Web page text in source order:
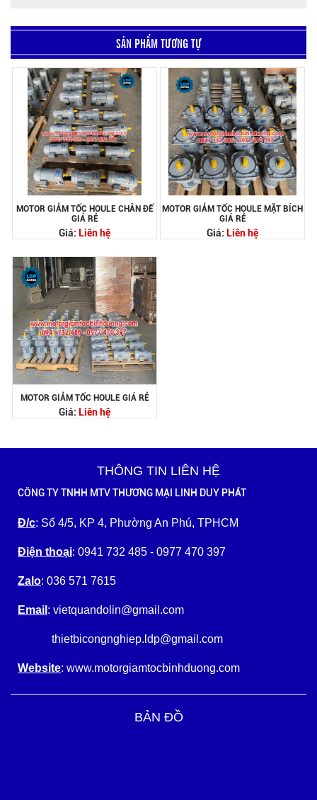
SẢN PHẨM TƯƠNG TỰ
MOTOR GIẢM TỐC HOULE CHÂN ĐẾ
GIÁ RẺ
Giá: Liên hệ
MOTOR GIẢM TỐC HOULE MẶT BÍCH
GIÁ RẺ
Giá: Liên hệ
MOTOR GIẢM TỐC HOULE GIÁ RẺ
Giá: Liên hệ
THÔNG TIN LIÊN HỆ
CÔNG TY TNHH MTV THƯƠNG MẠI LINH DUY PHÁT
Đ/c: Số 4/5, KP 4, Phường An Phú, TPHCM
Điện thoại: 0941 732 485 - 0977 470 397
Zalo: 036 571 7615
Email : vietquandolin@gmail.com
thietbicongnghiep.ldp@gmail.com
Website: www.motorgiamtocbinhduong.com
BẢN ĐỒ